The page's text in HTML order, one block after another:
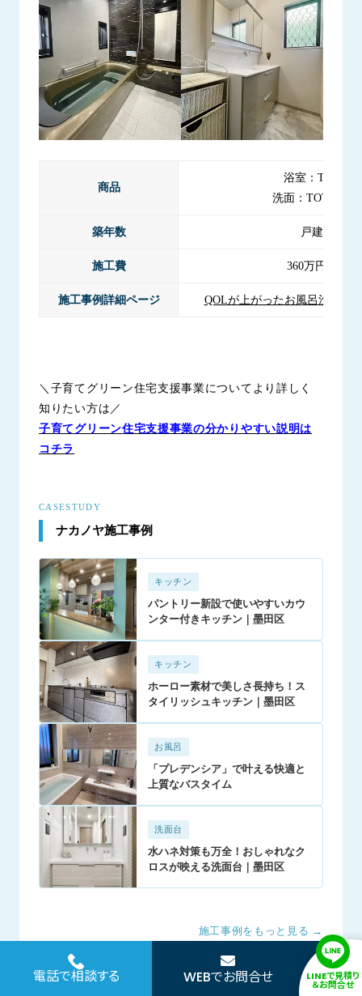
商品
浴室：TOTO
洗面：TOTO オ
築年数 戸建て築25
施工費 360万円（税
施工事例詳細ページ QOLが上がったお風呂洗面リ
＼子育てグリーン住宅支援事業についてより詳しく
知りたい方は／
子育てグリーン住宅支援事業の分かりやすい説明は
コチラ
CASESTUDY
ナカノヤ施工事例
キッチン
パントリー新設で使いやすいカウ
ンター付きキッチン｜墨田区
キッチン
ホーロー素材で美しさ長持ち！ス
タイリッシュキッチン｜墨田区
お風呂
「プレデンシア」で叶える快適と
上質なバスタイム
洗面台
水ハネ対策も万全！おしゃれなク
ロスが映える洗面台｜墨田区
施工事例をもっと見る →
よくある質問
電話で相談する WEBでお問合せ LINEで見積り
＆お問合せ